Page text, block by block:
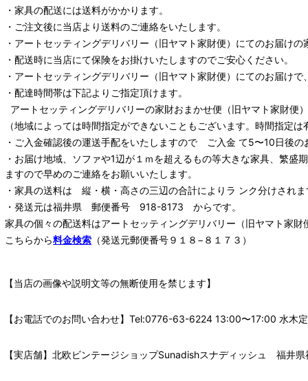
・家具の配送には送料がかかります。
・ご注文後に当店より送料のご連絡をいたします。
・ アートセッティングデリバリー （旧ヤマト家財便） にてのお届けの
・配送時に当店にて保険をお掛けいたしますのでご安心ください。
・ アートセッティングデリバリー （旧ヤマト家財便） にてのお届けで
・配達時間帯は下記よりご指定頂けます。
アートセッティングデリバリーの家財おまかせ便 （旧ヤマト家財便
（地域によっては時間指定ができないこともございます。時間指定
・ご入金確認後の運送手配をいたしますので ご入金 て5〜10日後の
・お届け地域、ソファや1辺が１ｍを超えるもの等大きな家具、繁
ますので早めのご連絡をお願いいたします。
・家具の送料は 縦・横・高さの三辺の合計によりラ ンク分けされま
・発送元は福井県 郵便番号 918-8173 からです。
家具の個々の配送料はアートセッティングデリバリー （旧ヤマト家財
こちらから料金検索 （発送元郵便番号９１８−８１７３）
【当店の画像や説明文等の無断使用を禁じます】
【お電話でのお問い合わせ】Tel:0776-63-6224 13:00〜17:00 水木
【実店舗】北欧ビンテージショップSunadishスナディッシュ 福井